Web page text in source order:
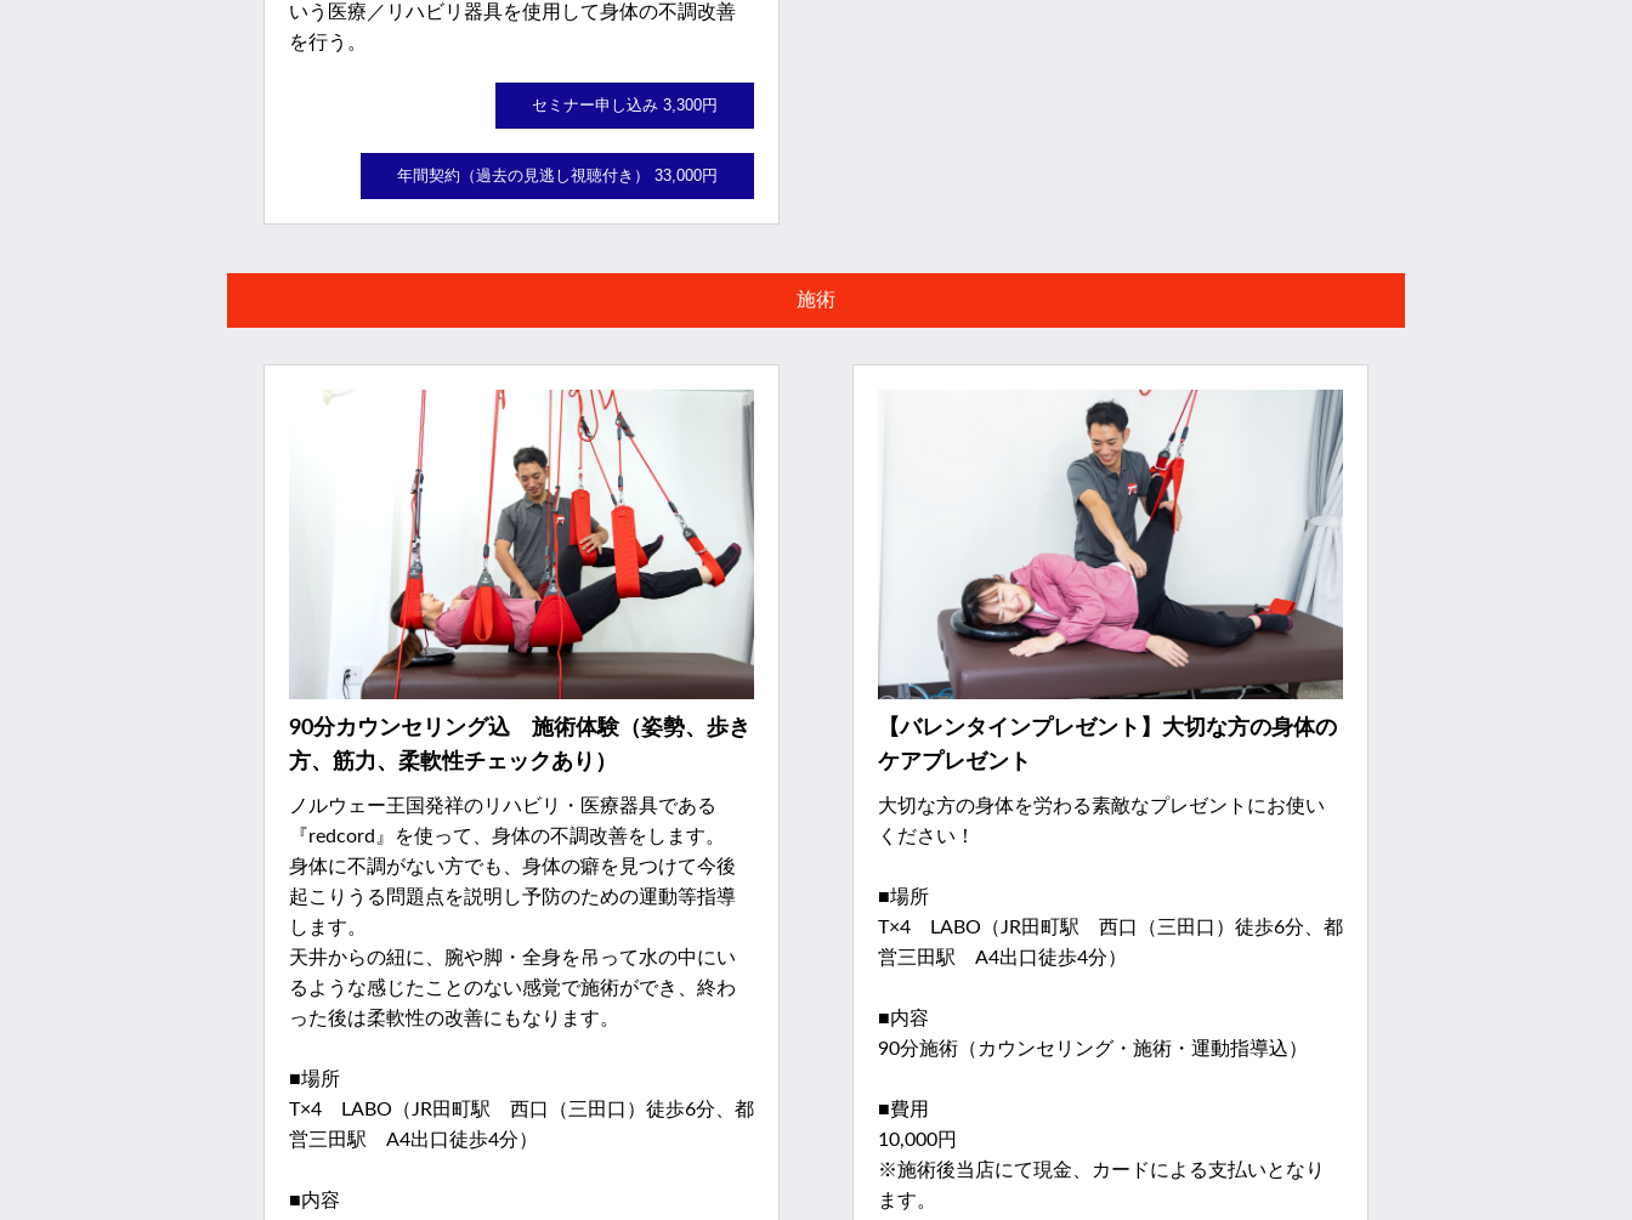
いう医療／リハビリ器具を使用して身体の不調改善
を行う。
セミナー申し込み 3,300円
年間契約（過去の見逃し視聴付き） 33,000円
施術
90分カウンセリング込 施術体験（姿勢、歩き
方、筋力、柔軟性チェックあり）
ノルウェー王国発祥のリハビリ・医療器具である
『redcord』を使って、身体の不調改善をします。
身体に不調がない方でも、身体の癖を見つけて今後
起こりうる問題点を説明し予防のための運動等指導
します。
天井からの紐に、腕や脚・全身を吊って水の中にい
るような感じたことのない感覚で施術ができ、終わ
った後は柔軟性の改善にもなります。
■場所
T×4 LABO（JR田町駅 西口（三田口）徒歩6分、都
営三田駅 A4出口徒歩4分）
■内容
【バレンタインプレゼント】大切な方の身体の
ケアプレゼント
大切な方の身体を労わる素敵なプレゼントにお使い
ください！
■場所
T×4 LABO（JR田町駅 西口（三田口）徒歩6分、都
営三田駅 A4出口徒歩4分）
■内容
90分施術（カウンセリング・施術・運動指導込）
■費用
10,000円
※施術後当店にて現金、カードによる支払いとなり
ます。